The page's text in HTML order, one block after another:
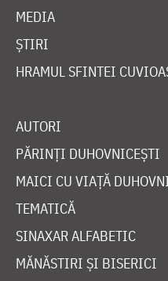
MEDIA
ȘTIRI
HRAMUL SFINTEI
AUTORI
PĂRINȚI DUHOVNICEȘTI
MAICI CU VIAȚĂ
TEMATICĂ
SINAXAR ALFABETIC
MĂNĂSTIRI ȘI BISERICI